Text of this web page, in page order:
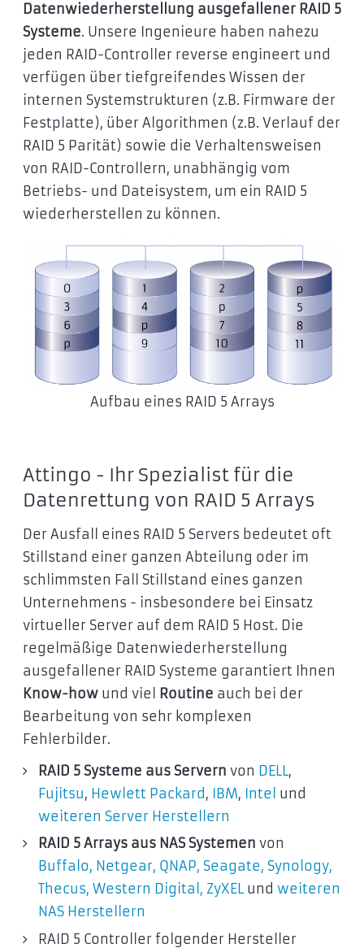
Datenwiederherstellung ausgefallener RAID 5
Systeme. Unsere Ingenieure haben nahezu
jeden RAID-Controller reverse engineert und
verfügen über tiefgreifendes Wissen der
internen Systemstrukturen (z.B. Firmware der
Festplatte), über Algorithmen (z.B. Verlauf der
RAID 5 Parität) sowie die Verhaltensweisen
von RAID-Controllern, unabhängig vom
Betriebs- und Dateisystem, um ein RAID 5
wiederherstellen zu können.
Aufbau eines RAID 5 Arrays
Attingo - Ihr Spezialist für die
Datenrettung von RAID 5 Arrays
Der Ausfall eines RAID 5 Servers bedeutet oft
Stillstand einer ganzen Abteilung oder im
schlimmsten Fall Stillstand eines ganzen
Unternehmens - insbesondere bei Einsatz
virtueller Server auf dem RAID 5 Host. Die
regelmäßige Datenwiederherstellung
ausgefallener RAID Systeme garantiert Ihnen
Know-how und viel Routine auch bei der
Bearbeitung von sehr komplexen
Fehlerbilder.
RAID 5 Systeme aus Servern von DELL,
Fujitsu, Hewlett Packard , IBM, Intel und
weiteren Server Herstellern
RAID 5 Arrays aus NAS Systemen von
Buffalo, Netgear, QNAP,Seagate,Synology,
Thecus,Western Digital ,ZyXEL undweiteren
NAS Herstellern
RAID 5 Controller folgender Hersteller